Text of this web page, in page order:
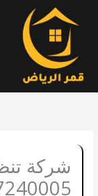
المحتوى
شركة